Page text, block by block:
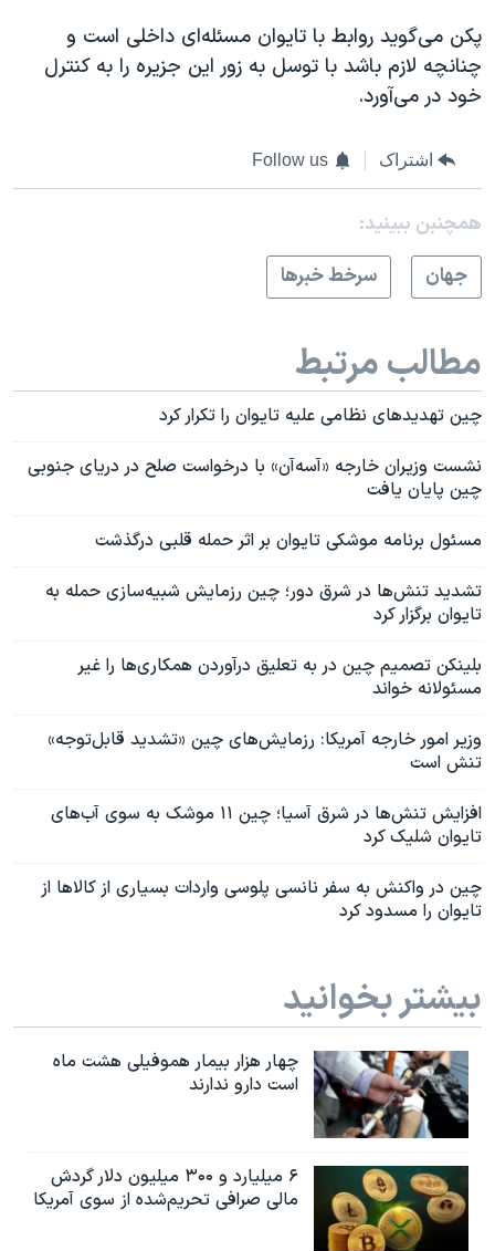
پکن می‌گوید روابط با تایوان مسئله‌ای داخلی است و
چنانچه لازم باشد با توسل به زور این جزیره را به کنترل
خود در می‌آورد.
اشتراک Follow us
همچنبن ببینید:
جهان
سرخط خبرها
مطالب مرتبط
چین تهدیدهای نظامی علیه تایوان را تکرار کرد
نشست‌ وزیران خارجه «آسه‌آن» با درخواست صلح در دریای جنوبی
چین پایان یافت
مسئول برنامه موشکی تایوان بر اثر حمله قلبی درگذشت
تشدید تنش‌ها در شرق دور؛ چین رزمایش شبیه‌سازی حمله به
تایوان برگزار کرد
بلینکن تصمیم چین در به تعلیق درآوردن همکاری‌ها را غیر
مسئولانه خواند
وزیر امور خارجه آمریکا: رزمایش‌های چین «تشدید قابل‌توجه»
تنش است
افزایش تنش‌ها در شرق آسیا؛ چین ١١ موشک به سوی آب‌های
تایوان شلیک کرد
چین در واکنش به سفر نانسی پلوسی واردات بسیاری از کالاها از
تایوان را مسدود کرد
بیشتر بخوانید
چهار هزار بیمار هموفیلی هشت ماه
است دارو ندارند
۶ میلیارد و ۳۰۰ میلیون دلار گردش
مالی صرافی تحریم‌شده از سوی آمریکا